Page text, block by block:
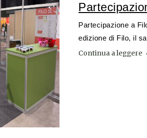
Partecipazione a
edizione di Filo, il
Continua a leggere